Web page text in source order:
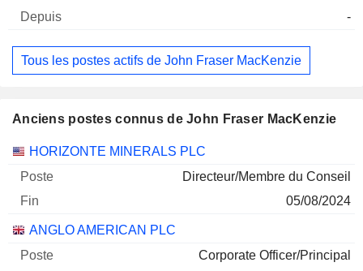
-
Tous les postes actifs de John Fraser MacKenzie
Anciens postes connus de John Fraser MacKenzie
Sociétés Poste Fin
HORIZONTE MINERALS PLC
Directeur/Membre du Conseil
05/08/2024
ANGLO AMERICAN PLC
Corporate Officer/Principal